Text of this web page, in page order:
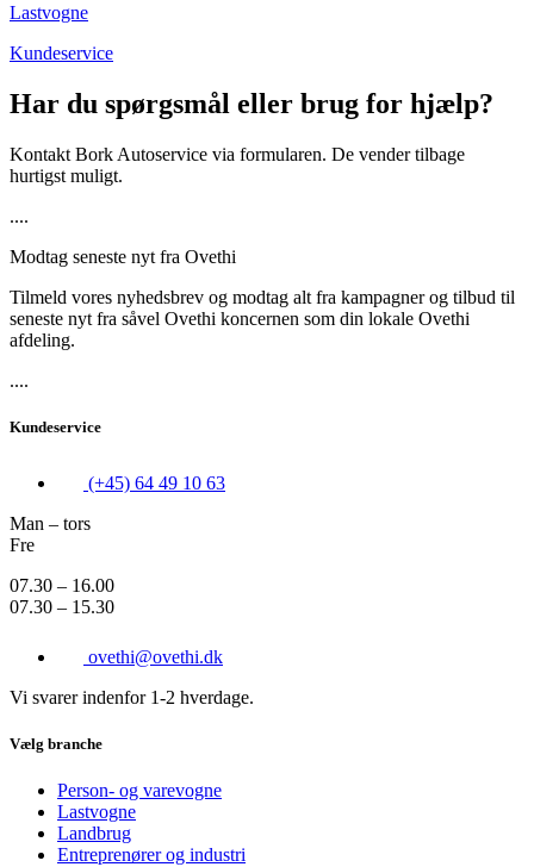
Lastvogne
Kundeservice
Har du spørgsmål eller brug for hjælp?
Kontakt Bork Autoservice via formularen. De vender tilbage
hurtigst muligt.
....
Modtag seneste nyt fra Ovethi
Tilmeld vores nyhedsbrev og modtag alt fra kampagner og tilbud til
seneste nyt fra såvel Ovethi koncernen som din lokale Ovethi
afdeling.
....
Kundeservice
(+45) 64 49 10 63
Man – tors
Fre
07.30 – 16.00
07.30 – 15.30
ovethi@ovethi.dk
Vi svarer indenfor 1-2 hverdage.
Vælg branche
Person- og varevogne
Lastvogne
Landbrug
Entreprenører og industri